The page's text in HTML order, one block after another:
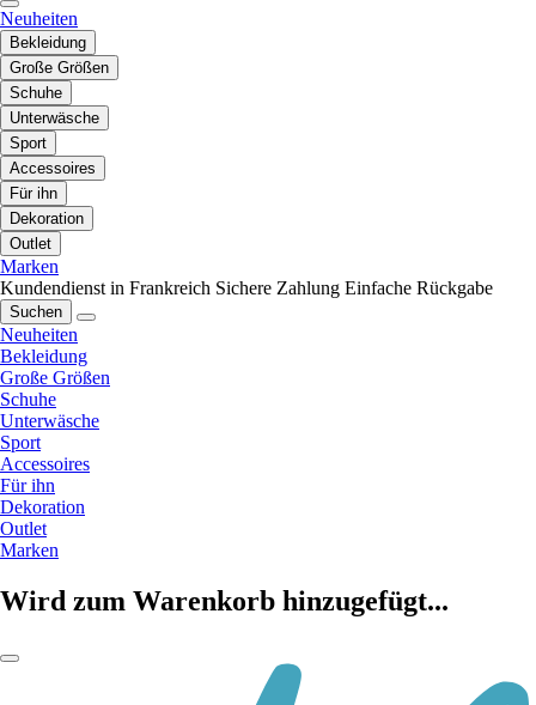
Neuheiten
Bekleidung
Große Größen
Schuhe
Unterwäsche
Sport
Accessoires
Für ihn
Dekoration
Outlet
Marken
Kundendienst in Frankreich Sichere Zahlung Einfache Rückgabe
Suchen
Neuheiten
Bekleidung
Große Größen
Schuhe
Unterwäsche
Sport
Accessoires
Für ihn
Dekoration
Outlet
Marken
Wird zum Warenkorb hinzugefügt...